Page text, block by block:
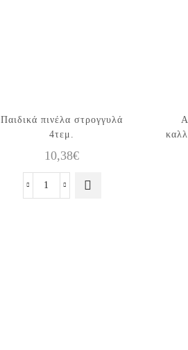
Παιδικά πινέλα στρογγυλά
4τεμ.
10,38€
Παιδικά